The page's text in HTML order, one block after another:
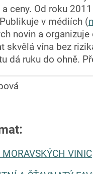
ceny. Od roku
v médiích (
novin a
skvělá vína bez
dá ruku do ohně.
VINIC